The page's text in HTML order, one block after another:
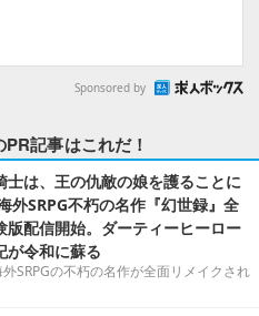
Sponsored by
PR記事はこれだ！
士は、王の仇敵の娘を護ることに
SRPG不朽の名作『幻世録』全
版配信開始。ダーティーヒーロー
が令和に蘇る
SRPGの不朽の名作が全面リメイクされ